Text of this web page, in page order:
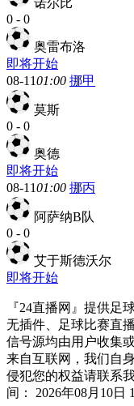
0 - 0
奥雷布洛
即将开始
08-1101:00 挪甲
莫斯
0 - 0
奥德
即将开始
08-1101:00 挪丙
阿萨纳B队
0 - 0
艾于斯德沃尔
即将开始
『24直播网』提供足
无插件、足球比赛直
信号源均由用户收集
来自互联网，我们自
侵犯您的权益请联系
间： 2026年08月10日